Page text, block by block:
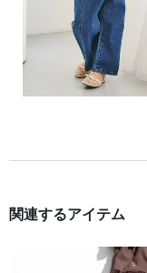
関連するアイテム